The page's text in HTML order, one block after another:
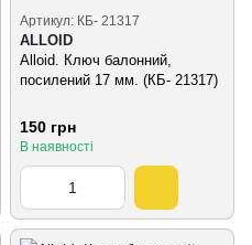
Артикул: КБ- 21317
ALLOID
Alloid. Ключ балонний,
посилений 17 мм. (КБ- 21317)
150 грн
В наявності